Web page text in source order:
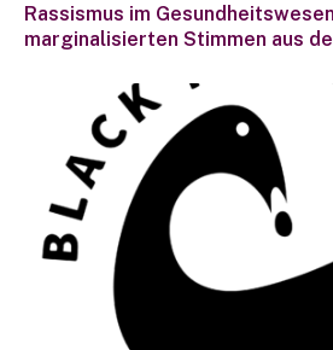
Rassismus im
marginalisierten Stimmen aus